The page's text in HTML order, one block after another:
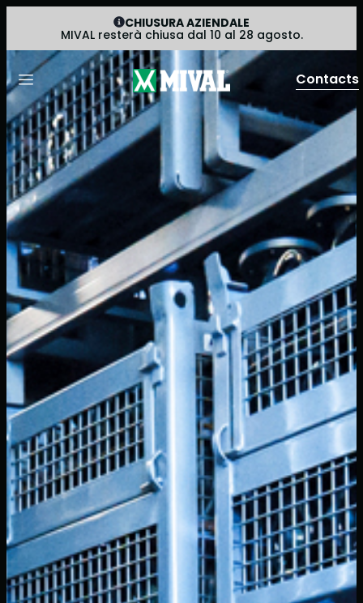
CHIUSURA AZIENDALE
MIVAL resterà chiusa dal 10 al 28 agosto.
Contacts